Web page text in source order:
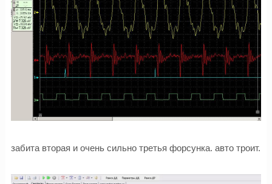
забита вторая и очень сильно третья форсунка. авто троит.